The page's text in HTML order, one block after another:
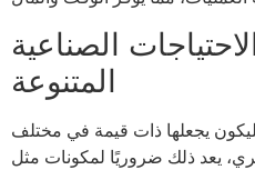
الصناعية
المتنوعة
يجعلها ذات قيمة في مختلف
يعد ذلك ضروريًا لمكونات مثل